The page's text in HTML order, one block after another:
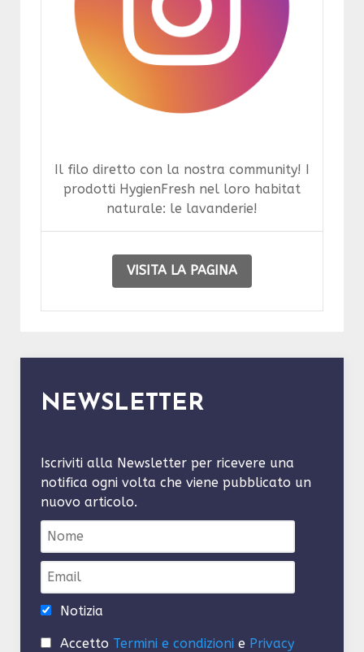
Il filo diretto con la nostra community! I
prodotti HygienFresh nel loro habitat
naturale: le lavanderie!
VISITA LA PAGINA
NEWSLETTER
Iscriviti alla Newsletter per ricevere una
notifica ogni volta che viene pubblicato un
nuovo articolo.
Notizia
Accetto Termini e condizioni e Privacy